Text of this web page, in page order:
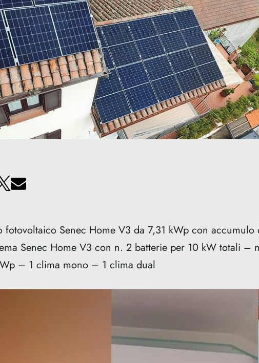
fotovoltaico Senec Home V3 da 7,31 kWp con
Senec Home V3 con n. 2 batterie per 10 kW totali –
– 1 clima mono – 1 clima dual